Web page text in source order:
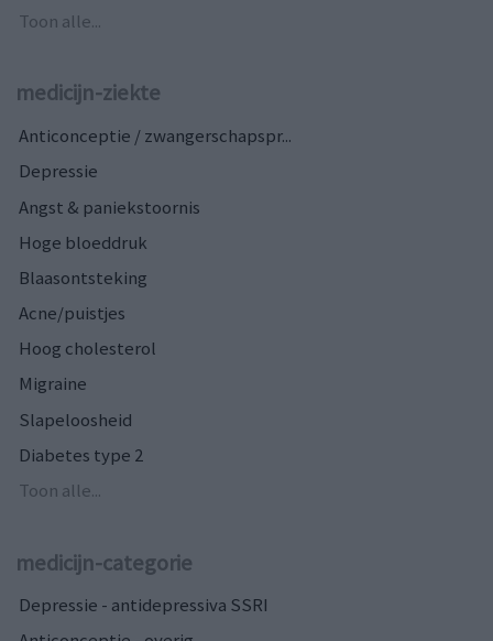
Toon alle...
medicijn-ziekte
Anticonceptie / zwangerschapspr...
Depressie
Angst & paniekstoornis
Hoge bloeddruk
Blaasontsteking
Acne/puistjes
Hoog cholesterol
Migraine
Slapeloosheid
Diabetes type 2
Toon alle...
medicijn-categorie
Depressie - antidepressiva SSRI